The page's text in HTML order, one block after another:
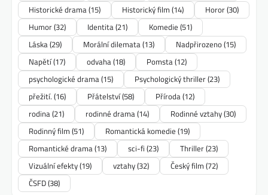
Historické drama(15) Historický film (14) Horor(30)
Humor(32) Identita(21) Komedie (51)
Láska(29) Morální dilemata(13) Nadpřirozeno(15)
Napětí(17) odvaha(18) Pomsta(12)
psychologické drama(15) Psychologický thriller(23)
přežití. (16) Přátelství(58) Příroda(12)
rodina(21) rodinné drama(14) Rodinné vztahy(30)
Rodinný film (51) Romantická komedie (19)
Romantické drama(13) sci-fi (23) Thriller(23)
Vizuální efekty(19) vztahy(32) Český film (72)
ČSFD(38)